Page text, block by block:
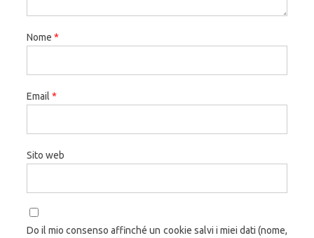
Nome *
Email *
Sito web
Do il mio consenso affinché un cookie salvi i miei dati (nome,